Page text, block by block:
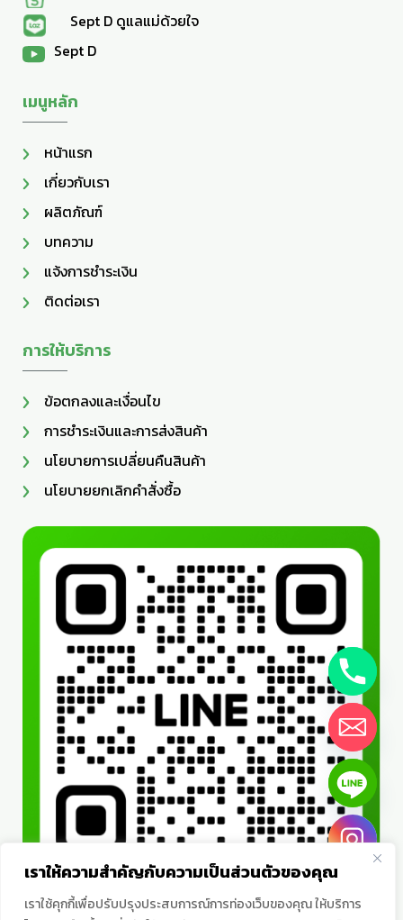
เราให้ความสำคัญกับความเป็นส่วนตัวของคุณ
เราใช้คุกกี้เพื่อปรับปรุงประสบการณ์การท่องเว็บของคุณ ให้บริการ
Sept D ดูแลแม่ด้วยใจ
Sept D
เมนูหลัก
หน้าแรก
เกี่ยวกับเรา
ผลิตภัณฑ์
บทความ
แจ้งการชำระเงิน
ติดต่อเรา
การให้บริการ
ข้อตกลงและเงื่อนไข
การชำระเงินและการส่งสินค้า
นโยบายการเปลี่ยนคืนสินค้า
นโยบายยกเลิกคำสั่งซื้อ